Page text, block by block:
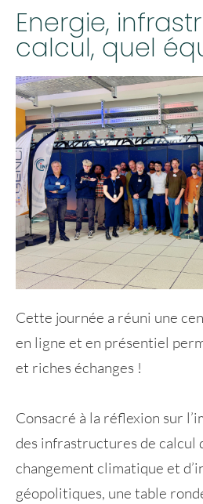
Energie,
calcul, quel
Cette journée a réuni une
en ligne et en présentiel
et riches échanges !
Consacré à la réflexion sur
des infrastructures de calcul
changement climatique et
géopolitiques, une table